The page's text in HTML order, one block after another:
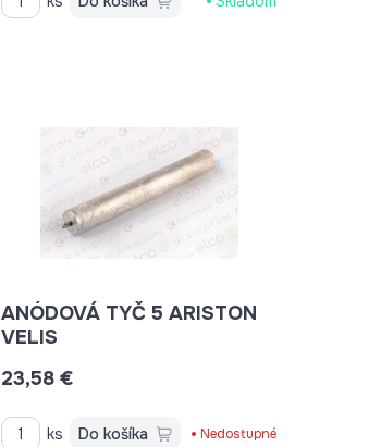
ANÓDOVÁ TYČ 5 ARISTON
VELIS
23,58 €
ks Do košíka Nedostupné